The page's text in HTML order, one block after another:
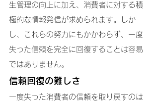
生管理の向上に加え、消費者に対する積
極的な情報発信が求められます。しか
し、これらの努力にもかかわらず、一度
失った信頼を完全に回復することは容易
ではありません。
信頼回復の難しさ
一度失った消費者の信頼を取り戻すのは